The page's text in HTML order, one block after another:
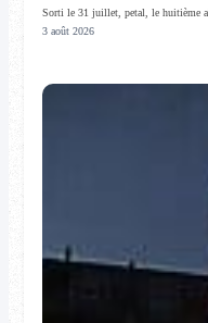
Sorti le 31 juillet, petal, le huitième
3 août 2026